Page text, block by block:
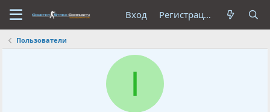
Вход Регистрация
Пользователи
I